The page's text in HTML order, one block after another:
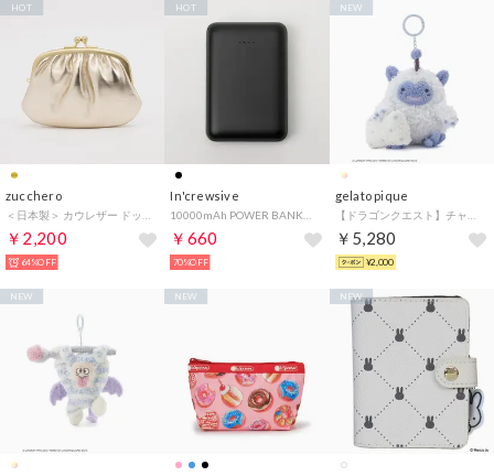
zucchero
￥2,200
HOT
64%OFF
In'crewsive
￥660
HOT
70%OFF
gelato pique
￥5,280
NEW
¥2,000
NEW NEW NEW